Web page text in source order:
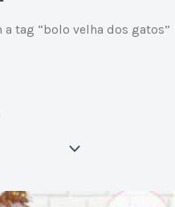
tag “bolo velha dos gatos”